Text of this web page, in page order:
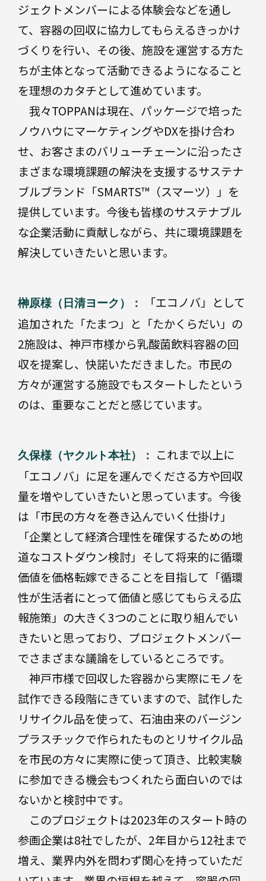
ジェクトメンバーによる体験会などを通し
て、容器の回収に協力してもらえるきっかけ
づくりを行い、その後、施設を運営する方た
ちが主体となって活動できるようになること
を理想のカタチとして進めています。
我々TOPPANは現在、パッケージで培った
ノウハウにマーケティングやDXを掛け合わ
せ、お客さまのバリューチェーンに沿ったさ
まざまな環境課題の解決を支援するサステナ
ブルブランド「SMARTS™（スマーツ）」を
提供しています。今後も皆様のサステナブル
な企業活動に貢献しながら、共に環境課題を
解決していきたいと思います。
榊原様（日清ヨーク）：
「エコノバ」として
追加された「たまつ」と「たかくらだい」の
2施設は、神戸市様から乳酸菌飲料容器の回
収を提案し、快諾いただきました。市民の
方々が運営する施設でもスタートしたという
のは、重要なことだと感じています。
久保様（ヤクルト本社）：
これまで以上に
「エコノバ」に足を運んでくださる方や回収
量を増やしていきたいと思っています。今後
は「市民の方々を巻き込んでいく仕掛け」
「企業として経済合理性を確保するための地
道なコストダウン検討」そして将来的に循環
価値を価格転嫁できることを目指して「循環
性が生活者にとって価値と感じてもらえる広
報施策」の大きく3つのことに取り組んでい
きたいと思っており、プロジェクトメンバー
でさまざまな議論をしているところです。
神戸市様で回収した容器から実際にモノを
試作できる段階にきていますので、試作した
リサイクル品を使って、石油由来のバージン
プラスチックで作られたものとリサイクル品
を市民の方々に実際に使って頂き、比較実験
に参加できる機会もつくれたら面白いのでは
ないかと検討中です。
このプロジェクトは2023年のスタート時の
参画企業は8社でしたが、2年目から12社まで
増え、業界内外を問わず関心を持っていただ